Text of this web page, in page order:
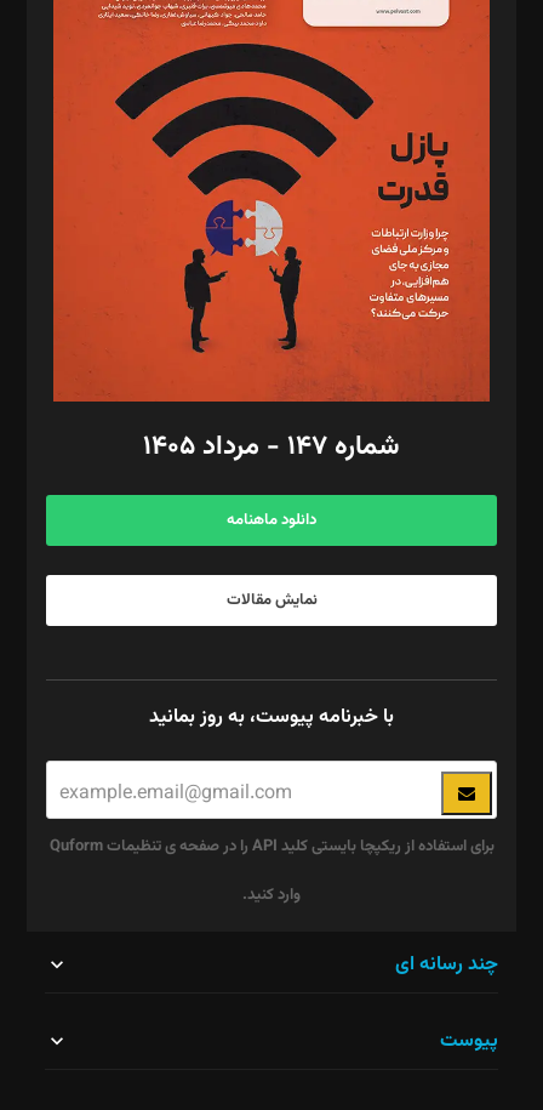
د‌بیر حقوق فناوری: حسام‌الدین ایپکچی
د‌بیر پیوست جهان: مینا پاکدل
د‌بیر تحریریه آنلاین: بابک نقاش
تحریریه‌: مجتبی محمود‌ی، آرش برهمند، یسنا امان‌پور، سروش کرمیان،
مصطفی مسجدی آرانی، ابوالفضل رجبی، زهرا فکرانه، فائزه فتحی
رستمی،مصطفی باستان
ویرایش: نگار استاد‌‌آقا
طراح یونیفرم: مجید توکلی
فیلمبرداری و عکاسی: امیر شفیعی، مانی لطفی زاده
گرافیک و صفحه‌آرایی: سید‌سبحان‌علی ثابت
مد‌یر توسعه تجاری: کامبیز برید‌
امور مالی: شاپور رهبری، محمد‌ کاظمی‌نیا
آگهی و مشترکین: ۰۹۱۹۹۹۹۰۴۵۴
شماره ۱۴۷ - مرداد ۱۴۰۵
دانلود ماهنامه
نمایش مقالات
با خبرنامه پیوست، به روز بمانید
برای استفاده از ریکپچا بایستی کلید API را در صفحه ی تنظیمات Quform
وارد کنید.
نباید
چند رسانه ای
پیوست